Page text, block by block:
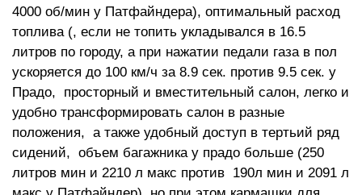
4000 об/мин у Патфайндера), оптимальный расход
топлива (, если не топить укладывался в 16.5
литров по городу, а при нажатии педали газа в пол
ускоряется до 100 км/ч за 8.9 сек. против 9.5 сек. у
Прадо, просторный и вместительный салон, легко и
удобно трансформировать салон в разные
положения, а также удобный доступ в тертьий ряд
сидений, объем багажника у прадо больше (250
литров мин и 2210 л макс против 190л мин и 2091 л